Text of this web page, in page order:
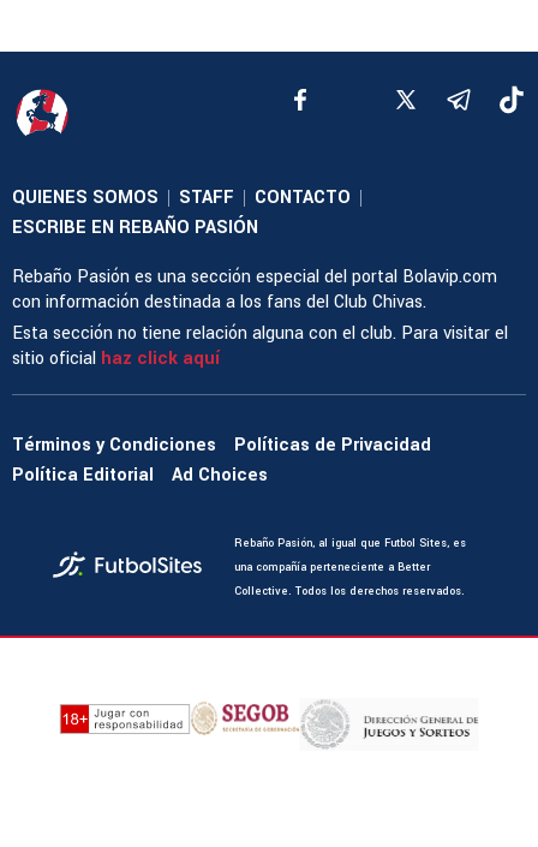
QUIENES SOMOS | STAFF | CONTACTO |
ESCRIBE EN REBAÑO PASIÓN
Rebaño Pasión es una sección especial del portal Bolavip.com
con información destinada a los fans del Club Chivas.
Esta sección no tiene relación alguna con el club. Para visitar el
sitio oficial haz click aquí
Términos y Condiciones
Políticas de Privacidad
Política Editorial
Ad Choices
Rebaño Pasión, al igual que Futbol Sites, es
una compañía perteneciente a Better
Collective. Todos los derechos reservados.